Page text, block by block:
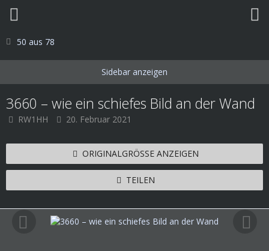
50 aus 78
3660 – wie ein schiefes Bild an der Wand
RW1HH 20. Februar 2021
ORIGINALGRÖSSE ANZEIGEN
TEILEN